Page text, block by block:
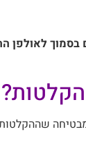
לאולפן
שההקלטות